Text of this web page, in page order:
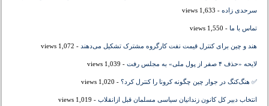
سرحدی زاده - 1,633 views
تماس با ما - 1,550 views
هند و چین برای کنترل قیمت نفت کارگروه مشترک تشکیل می‌دهند - 1,072 views
لایحه «حذف ۴ صفر از پول ملی» به مجلس رفت - 1,039 views
✅ هنگ‌کنگ در جوار چین چگونه کرونا را کنترل کرد؟ - 1,020 views
انتخاب دبیر کل کانون زندانیان سیاسی مسلمان قبل ازانقلاب - 1,019 views